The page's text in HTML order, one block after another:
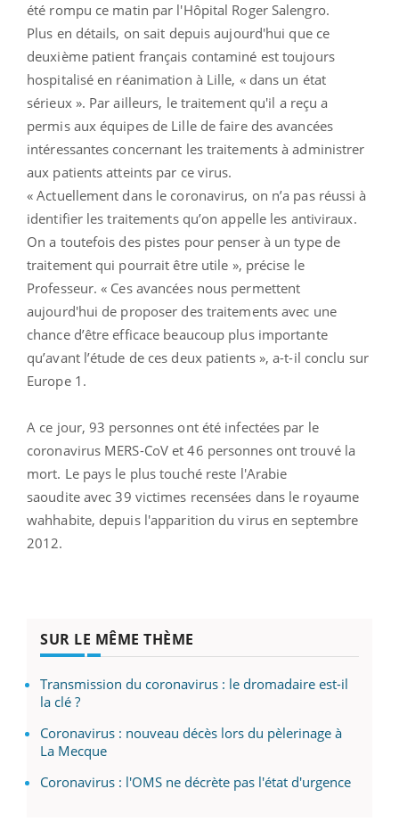
été rompu ce matin par l'Hôpital Roger Salengro.
Plus en détails, on sait depuis aujourd'hui que ce
deuxième patient français contaminé est toujours
hospitalisé en réanimation à Lille, « dans un état
sérieux ». Par ailleurs, le traitement qu'il a reçu a
permis aux équipes de Lille de faire des avancées
intéressantes concernant les traitements à administrer
aux patients atteints par ce virus.
« Actuellement dans le coronavirus, on n’a pas réussi à
identifier les traitements qu’on appelle les antiviraux.
On a toutefois des pistes pour penser à un type de
traitement qui pourrait être utile », précise le
Professeur. « Ces avancées nous permettent
aujourd'hui de proposer des traitements avec une
chance d’être efficace beaucoup plus importante
qu’avant l’étude de ces deux patients », a-t-il conclu sur
Europe 1.
A ce jour, 93 personnes ont été infectées par le
coronavirus MERS-CoV et 46 personnes ont trouvé la
mort. Le pays le plus touché reste l'Arabie
saoudite avec 39 victimes recensées dans le royaume
wahhabite, depuis l'apparition du virus en septembre
2012.
SUR LE MÊME THÈME
Transmission du coronavirus : le dromadaire est-il
la clé ?
Coronavirus : nouveau décès lors du pèlerinage à
La Mecque
Coronavirus : l'OMS ne décrète pas l'état d'urgence